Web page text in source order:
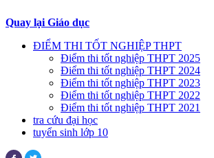
Quay lại Giáo dục
ĐIỂM THI TỐT NGHIỆP THPT
Điểm thi tốt nghiệp THPT 2025
Điểm thi tốt nghiệp THPT 2024
Điểm thi tốt nghiệp THPT 2023
Điểm thi tốt nghiệp THPT 2022
Điểm thi tốt nghiệp THPT 2021
tra cứu đại học
tuyển sinh lớp 10